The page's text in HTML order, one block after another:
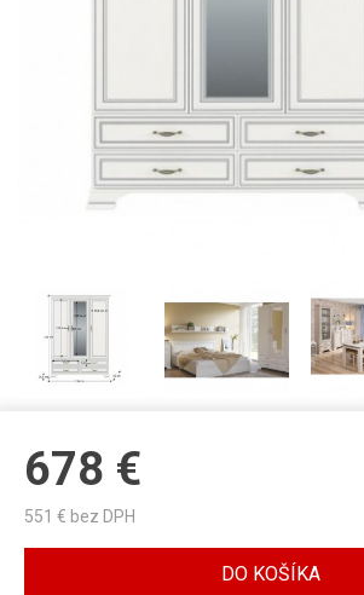
678 €
551 € bez DPH
DO KOŠÍKA